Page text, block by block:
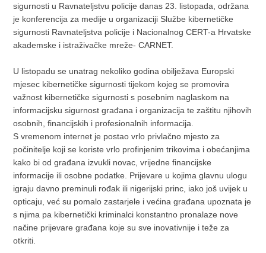
sigurnosti u Ravnateljstvu policije danas 23. listopada, održana
je konferencija za medije u organizaciji Službe kibernetičke
sigurnosti Ravnateljstva policije i Nacionalnog CERT-a Hrvatske
akademske i istraživačke mreže- CARNET.
U listopadu se unatrag nekoliko godina obilježava Europski
mjesec kibernetičke sigurnosti tijekom kojeg se promovira
važnost kibernetičke sigurnosti s posebnim naglaskom na
informacijsku sigurnost građana i organizacija te zaštitu njihovih
osobnih, financijskih i profesionalnih informacija.
S vremenom internet je postao vrlo privlačno mjesto za
počinitelje koji se koriste vrlo profinjenim trikovima i obećanjima
kako bi od građana izvukli novac, vrijedne financijske
informacije ili osobne podatke. Prijevare u kojima glavnu ulogu
igraju davno preminuli rođak ili nigerijski princ, iako još uvijek u
opticaju, već su pomalo zastarjele i većina građana upoznata je
s njima pa kibernetički kriminalci konstantno pronalaze nove
načine prijevare građana koje su sve inovativnije i teže za
otkriti.